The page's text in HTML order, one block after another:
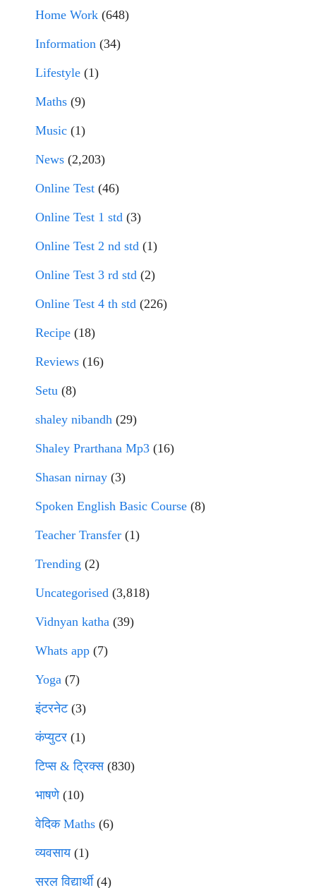
Home Work (648)
Information (34)
Lifestyle (1)
Maths (9)
Music (1)
News (2,203)
Online Test (46)
Online Test 1 std (3)
Online Test 2 nd std (1)
Online Test 3 rd std (2)
Online Test 4 th std (226)
Recipe (18)
Reviews (16)
Setu (8)
shaley nibandh (29)
Shaley Prarthana Mp3 (16)
Shasan nirnay (3)
Spoken English Basic Course (8)
Teacher Transfer (1)
Trending (2)
Uncategorised (3,818)
Vidnyan katha (39)
Whats app (7)
Yoga (7)
इंटरनेट(3)
कंप्युटर (1)
टिप्स & ट्रिक्स(830)
भाषणे(10)
वेदिक Maths (6)
व्यवसाय(1)
सरल विद्यार्थी(4)